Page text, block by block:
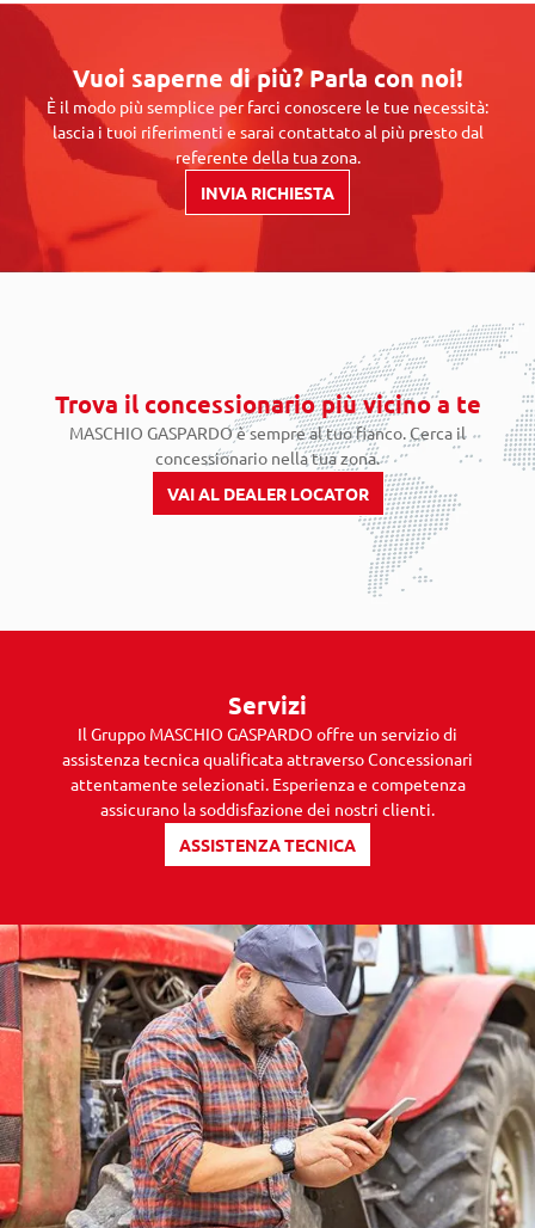
Vuoi saperne di più? Parla con noi!
È il modo più semplice per farci conoscere le tue necessità:
lascia i tuoi riferimenti e sarai contattato al più presto dal
referente della tua zona.
INVIA RICHIESTA
Trova il concessionario più vicino a te
MASCHIO GASPARDO è sempre al tuo fianco. Cerca il
concessionario nella tua zona.
VAI AL DEALER LOCATOR
Servizi
Il Gruppo MASCHIO GASPARDO offre un servizio di
assistenza tecnica qualificata attraverso Concessionari
attentamente selezionati. Esperienza e competenza
assicurano la soddisfazione dei nostri clienti.
ASSISTENZA TECNICA